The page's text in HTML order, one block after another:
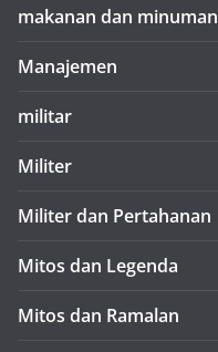
makanan dan minuman
Manajemen
militar
Militer
Militer dan Pertahanan
Mitos dan Legenda
Mitos dan Ramalan